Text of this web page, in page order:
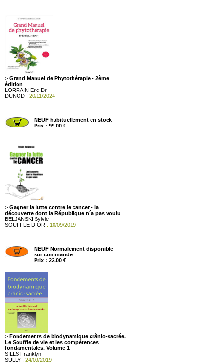
> Grand Manuel de Phytothérapie - 2ème
édition
LORRAIN Eric Dr
DUNOD : 20/11/2024
NEUF habituellement en stock
Prix : 99.00 €
> Gagner la lutte contre le cancer - la
découverte dont la République n´a pas voulu
BELJANSKI Sylvie
SOUFFLE D´OR : 10/09/2019
NEUF Normalement disponible
sur commande
Prix : 22.00 €
> Fondements de biodynamique crânio-sacrée.
Le Souffle de vie et les compétences
fondamentales. Volume 1
SILLS Franklyn
SULLY : 24/09/2019